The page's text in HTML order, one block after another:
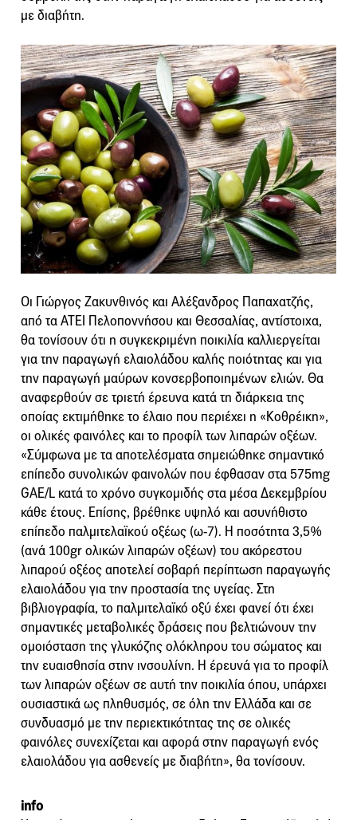
με διαβήτη.
Οι Γιώργος Ζακυνθινός και Αλέξανδρος Παπαχατζής,
από τα ΑΤΕΙ Πελοποννήσου και Θεσσαλίας, αντίστοιχα,
θα τονίσουν ότι η συγκεκριμένη ποικιλία καλλιεργείται
για την παραγωγή ελαιολάδου καλής ποιότητας και για
την παραγωγή μαύρων κονσερβοποιημένων ελιών. Θα
αναφερθούν σε τριετή έρευνα κατά τη διάρκεια της
οποίας εκτιμήθηκε το έλαιο που περιέχει η «Κοθρέικη»,
οι ολικές φαινόλες και το προφίλ των λιπαρών οξέων.
«Σύμφωνα με τα αποτελέσματα σημειώθηκε σημαντικό
επίπεδο συνολικών φαινολών που έφθασαν στα 575mg
GAE/L κατά το χρόνο συγκομιδής στα μέσα Δεκεμβρίου
κάθε έτους. Επίσης, βρέθηκε υψηλό και ασυνήθιστο
επίπεδο παλμιτελαϊκού οξέως (ω-7). Η ποσότητα 3,5%
(ανά 100gr ολικών λιπαρών οξέων) του ακόρεστου
λιπαρού οξέος αποτελεί σοβαρή περίπτωση παραγωγής
ελαιολάδου για την προστασία της υγείας. Στη
βιβλιογραφία, το παλμιτελαϊκό οξύ έχει φανεί ότι έχει
σημαντικές μεταβολικές δράσεις που βελτιώνουν την
ομοιόσταση της γλυκόζης ολόκληρου του σώματος και
την ευαισθησία στην ινσουλίνη. Η έρευνά για το προφίλ
των λιπαρών οξέων σε αυτή την ποικιλία όπου, υπάρχει
ουσιαστικά ως πληθυσμός, σε όλη την Ελλάδα και σε
συνδυασμό με την περιεκτικότητας της σε ολικές
φαινόλες συνεχίζεται και αφορά στην παραγωγή ενός
ελαιολάδου για ασθενείς με διαβήτη», θα τονίσουν.
info